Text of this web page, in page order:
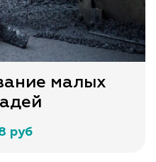
малых
руб